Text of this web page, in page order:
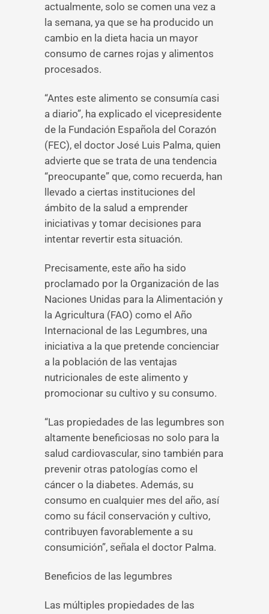
actualmente, solo se comen una vez a
la semana, ya que se ha producido un
cambio en la dieta hacia un mayor
consumo de carnes rojas y alimentos
procesados.
“Antes este alimento se consumía casi
a diario”, ha explicado el vicepresidente
de la Fundación Española del Corazón
(FEC), el doctor José Luis Palma, quien
advierte que se trata de una tendencia
“preocupante” que, como recuerda, han
llevado a ciertas instituciones del
ámbito de la salud a emprender
iniciativas y tomar decisiones para
intentar revertir esta situación.
Precisamente, este año ha sido
proclamado por la Organización de las
Naciones Unidas para la Alimentación y
la Agricultura (FAO) como el Año
Internacional de las Legumbres, una
iniciativa a la que pretende concienciar
a la población de las ventajas
nutricionales de este alimento y
promocionar su cultivo y su consumo.
“Las propiedades de las legumbres son
altamente beneficiosas no solo para la
salud cardiovascular, sino también para
prevenir otras patologías como el
cáncer o la diabetes. Además, su
consumo en cualquier mes del año, así
como su fácil conservación y cultivo,
contribuyen favorablemente a su
consumición”, señala el doctor Palma.
Beneficios de las legumbres
Las múltiples propiedades de las